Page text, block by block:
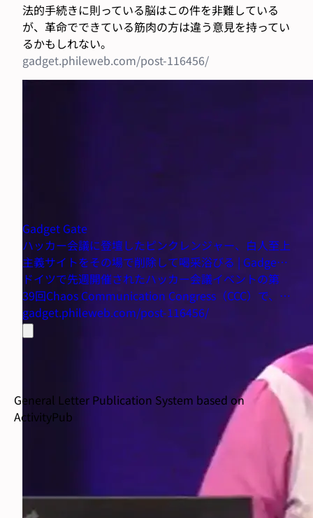
法的手続きに則っている脳はこの件を非難している
が、革命でできている筋肉の方は違う意見を持ってい
るかもしれない。
gadget.phileweb.com/post-116456/
Gadget Gate
ハッカー会議に登壇したピンクレンジャー、白人至上
主義サイトをその場で削除して喝采浴びる | Gadget
Gate
ドイツで先週開催されたハッカー会議イベントの第
39回Chaos Communication Congress（CCC）で、パ
ワーレンジャーのコスチュームで登壇したマーサ・ル
ートと名乗るハッカーが、白人至上主義サイト3つを
gadget.phileweb.com/post-116456/
General Letter Publication System based on
ActivityPub